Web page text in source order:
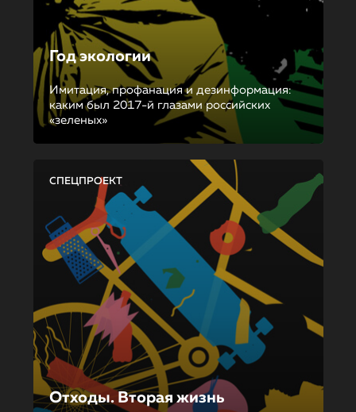
Год экологии
Имитация, профанация и дезинформация:
каким был 2017-й глазами российских
«зеленых»
СПЕЦПРОЕКТ
Отходы. Вторая жизнь